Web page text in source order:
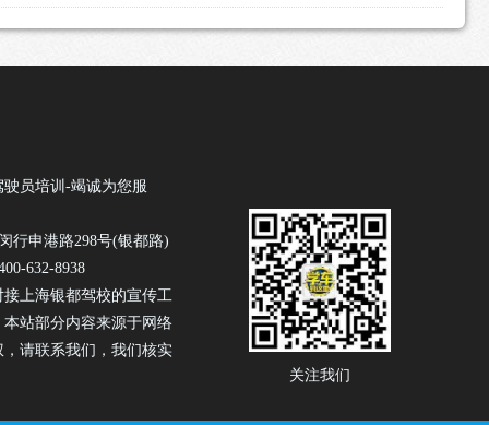
关注我们
员培训-竭诚为您服
行申港路298号(银都路)
632-8938
上海银都驾校的宣传工
站部分内容来源于网络
请联系我们，我们核实